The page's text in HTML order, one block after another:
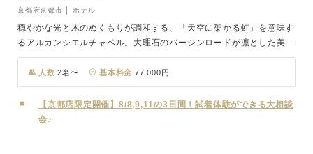
京都府京都市 │ ホテル
穏やかな光と木のぬくもりが調和する、「天空に架かる虹」を意味す
るアルカンシエルチャペル。大理石のバージンロードが凛とした美し
さを際立たせ、やわらかな自然光が祭壇を包み込みます。ホテルなら
ではの行き届いたホスピタリティに見守られながら、ゲストの心に深
く刻まれる厳かで温もりあるセレモニーが叶います。祝宴では、京都
の風土が育んだ上質な食材を用い、フランス料理から和食懐石まで多
彩なコースをご用意。巨匠・三國清三シェフ監修の特別メニューをは
人数 2名〜 基本料金 77,000円
【京都店限定開催】8/8,9,11の3日間！試着体験ができる大相談
会♪